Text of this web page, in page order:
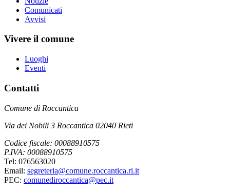
Comunicati
Avvisi
Vivere il comune
Luoghi
Eventi
Contatti
Comune di Roccantica
Via dei Nobili 3 Roccantica 02040 Rieti
Codice fiscale: 00088910575
P.IVA: 00088910575
Tel: 076563020
Email: segreteria@comune.roccantica.ri.it
PEC: comunediroccantica@pec.it